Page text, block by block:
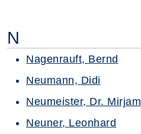
N
Nagenrauft, Bernd
Neumann, Didi
Neumeister, Dr. Mirjam
Neuner, Leonhard